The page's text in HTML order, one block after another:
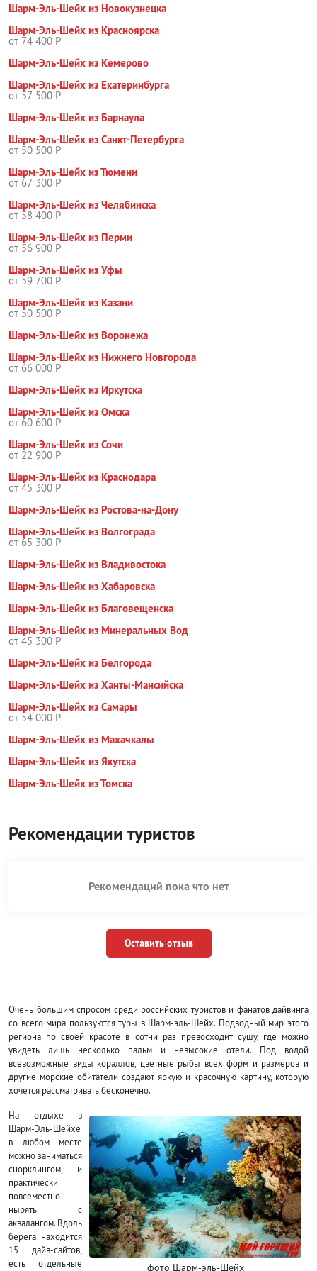
Шарм-Эль-Шейх из Новокузнецка
Шарм-Эль-Шейх из Красноярска
от 74 400 Р
Шарм-Эль-Шейх из Кемерово
Шарм-Эль-Шейх из Екатеринбурга
от 57 500 Р
Шарм-Эль-Шейх из Барнаула
Шарм-Эль-Шейх из Санкт-Петербурга
от 50 500 Р
Шарм-Эль-Шейх из Тюмени
от 67 300 Р
Шарм-Эль-Шейх из Челябинска
от 58 400 Р
Шарм-Эль-Шейх из Перми
от 56 900 Р
Шарм-Эль-Шейх из Уфы
от 59 700 Р
Шарм-Эль-Шейх из Казани
от 50 500 Р
Шарм-Эль-Шейх из Воронежа
Шарм-Эль-Шейх из Нижнего Новгорода
от 66 000 Р
Шарм-Эль-Шейх из Иркутска
Шарм-Эль-Шейх из Омска
от 60 600 Р
Шарм-Эль-Шейх из Сочи
от 22 900 Р
Шарм-Эль-Шейх из Краснодара
от 45 300 Р
Шарм-Эль-Шейх из Ростова-на-Дону
Шарм-Эль-Шейх из Волгограда
от 65 300 Р
Шарм-Эль-Шейх из Владивостока
Шарм-Эль-Шейх из Хабаровска
Шарм-Эль-Шейх из Благовещенска
Шарм-Эль-Шейх из Минеральных Вод
от 45 300 Р
Шарм-Эль-Шейх из Белгорода
Шарм-Эль-Шейх из Ханты-Мансийска
Шарм-Эль-Шейх из Самары
от 54 000 Р
Шарм-Эль-Шейх из Махачкалы
Шарм-Эль-Шейх из Якутска
Шарм-Эль-Шейх из Томска
Рекомендации туристов
Рекомендаций пока что нет
Оставить отзыв
Очень большим спросом среди российских туристов и фанатов дайвинга
со всего мира пользуются туры в Шарм-эль-Шейх. Подводный мир этого
региона по своей красоте в сотни раз превосходит сушу, где можно
увидеть лишь несколько пальм и невысокие отели. Под водой
всевозможные виды кораллов, цветные рыбы всех форм и размеров и
другие морские обитатели создают яркую и красочную картину, которую
хочется рассматривать бесконечно.
фото Шарм-эль-Шейх
На отдыхе в
Шарм-Эль-Шейхе
в любом месте
можно заниматься
снорклингом, и
практически
повсеместно
нырять с
аквалангом. Вдоль
берега находится
15 дайв-сайтов,
есть отдельные